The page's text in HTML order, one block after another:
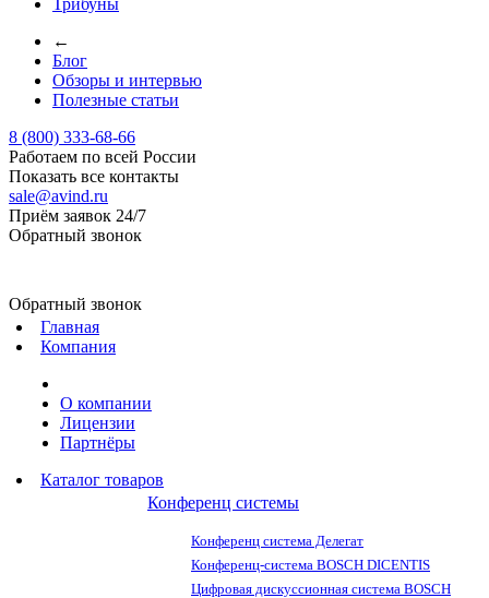
Трибуны
←
Блог
Обзоры и интервью
Полезные статьи
8 (800) 333-68-66
Работаем по всей России
Показать все контакты
sale@avind.ru
Приём заявок 24/7
Обратный звонок
Обратный звонок
Главная
Компания
О компании
Лицензии
Партнёры
Каталог товаров
Конференц системы
Конференц система Делегат
Конференц-система BOSCH DICENTIS
Цифровая дискуссионная система BOSCH